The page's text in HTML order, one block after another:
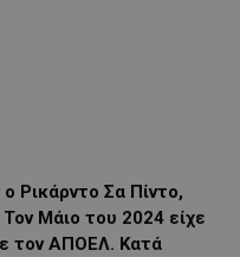
Ρικάρντο Σα Πίντο,
Μάιο του 2024 είχε
τον ΑΠΟΕΛ. Κατά